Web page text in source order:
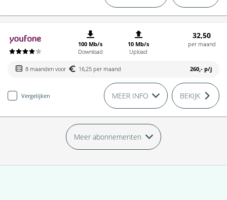
100 Mb/s
Download
10 Mb/s
Upload
32,50
per maand
8 maanden voor 16,25 per maand 260,- p/j
Vergelijken MEER INFO BEKIJK
Meer abonnementen